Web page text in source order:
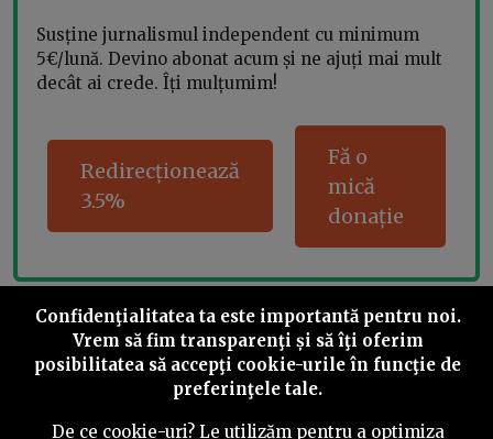
Susține jurnalismul independent cu minimum
5€/lună. Devino abonat acum și ne ajuți mai mult
decât ai crede. Îți mulțumim!
Redirecționează
3.5%
Fă o
mică
donație
Share this
Confidenţialitatea ta este importantă pentru noi.
Vrem să fim transparenţi și să îţi oferim
posibilitatea să accepţi cookie-urile în funcţie de
preferinţele tale.
De ce cookie-uri? Le utilizăm pentru a optimiza